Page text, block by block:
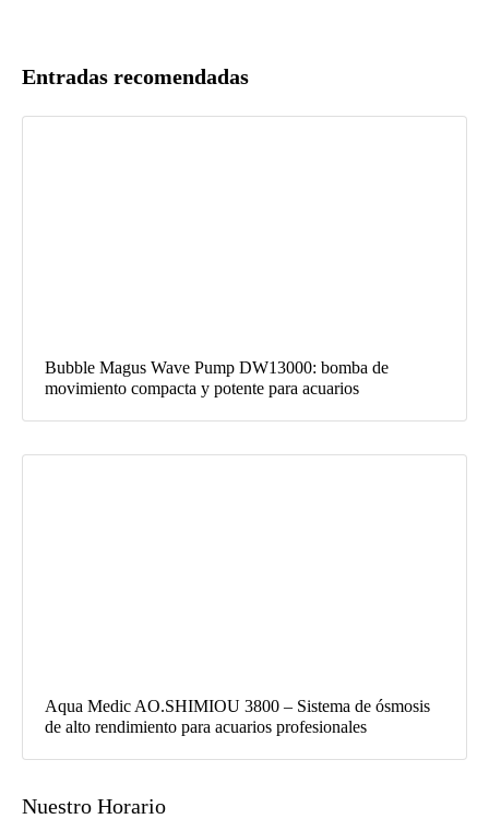
Entradas recomendadas
Bubble Magus Wave Pump DW13000: bomba de
movimiento compacta y potente para acuarios
Aqua Medic AO.SHIMIOU 3800 – Sistema de ósmosis
de alto rendimiento para acuarios profesionales
Nuestro Horario